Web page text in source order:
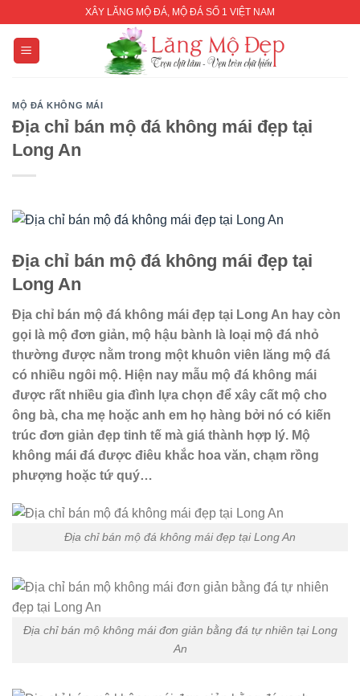
content
XÂY LĂNG MỘ ĐÁ, MỘ ĐÁ SỐ 1 VIỆT NAM
MỘ ĐÁ KHÔNG MÁI
Địa chỉ bán mộ đá không mái đẹp tại
Long An
Địa chỉ bán mộ đá không mái đẹp tại
Long An
Địa chỉ bán mộ đá không mái đẹp tại Long An hay còn
gọi là mộ đơn giản, mộ hậu bành là loại mộ đá nhỏ
thường được nằm trong một khuôn viên lăng mộ đá
có nhiều ngôi mộ. Hiện nay mẫu mộ đá không mái
được rất nhiều gia đình lựa chọn để xây cất mộ cho
ông bà, cha mẹ hoặc anh em họ hàng bởi nó có kiến
trúc đơn giản đẹp tinh tế mà giá thành hợp lý. Mộ
không mái đá được điêu khắc hoa văn, chạm rồng
phượng hoặc tứ quý…
Địa chỉ bán mộ đá không mái đẹp tại Long An
Địa chỉ bán mộ không mái đơn giản bằng đá tự nhiên tại Long
An